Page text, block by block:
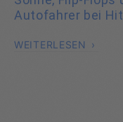
Autofahrer bei
WEITERLESEN